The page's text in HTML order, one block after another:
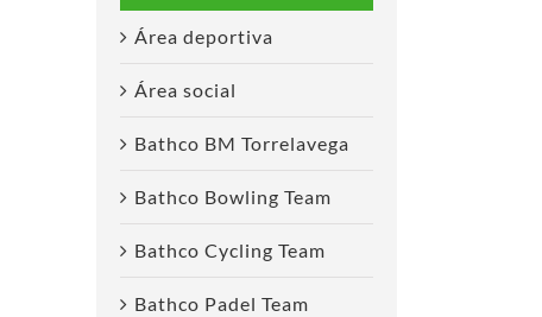
Área deportiva
Área social
Bathco BM Torrelavega
Bathco Bowling Team
Bathco Cycling Team
Bathco Padel Team